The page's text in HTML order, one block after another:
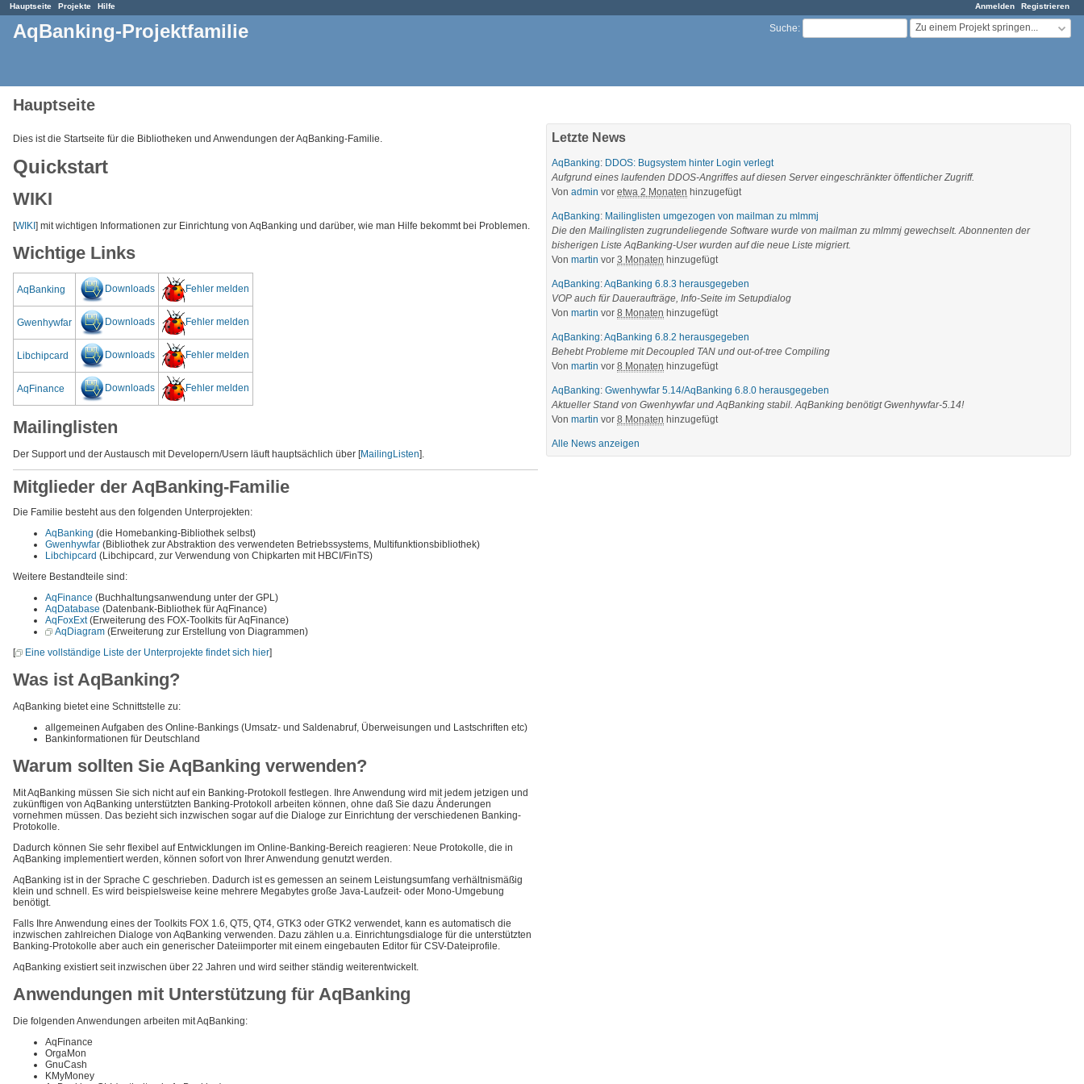
Anmelden Registrieren
Hauptseite Projekte Hilfe
Suche: Zu einem Projekt springen...
AqBanking-Projektfamilie
Hauptseite
Dies ist die Startseite für die Bibliotheken und Anwendungen der AqBanking-Familie.
Quickstart
WIKI
[WIKI] mit wichtigen Informationen zur Einrichtung von AqBanking und darüber, wie man Hilfe bekommt bei Problemen.
Wichtige Links
AqBanking Downloads Fehler melden
Gwenhywfar Downloads Fehler melden
Libchipcard Downloads Fehler melden
AqFinance Downloads Fehler melden
Mailinglisten
Der Support und der Austausch mit Developern/Usern läuft hauptsächlich über [MailingListen].
Mitglieder der AqBanking-Familie
Die Familie besteht aus den folgenden Unterprojekten:
AqBanking (die Homebanking-Bibliothek selbst)
Gwenhywfar (Bibliothek zur Abstraktion des verwendeten Betriebssystems, Multifunktionsbibliothek)
Libchipcard (Libchipcard, zur Verwendung von Chipkarten mit HBCI/FinTS)
Weitere Bestandteile sind:
AqFinance (Buchhaltungsanwendung unter der GPL)
AqDatabase (Datenbank-Bibliothek für AqFinance)
AqFoxExt(Erweiterung des FOX-Toolkits für AqFinance)
AqDiagram (Erweiterung zur Erstellung von Diagrammen)
[
Eine vollständige Liste der Unterprojekte findet sich hier]
Was ist AqBanking?
AqBanking bietet eine Schnittstelle zu:
allgemeinen Aufgaben des Online-Bankings (Umsatz- und Saldenabruf, Überweisungen und Lastschriften etc)
Bankinformationen für Deutschland
Warum sollten Sie AqBanking verwenden?
Mit AqBanking müssen Sie sich nicht auf ein Banking-Protokoll festlegen. Ihre Anwendung wird mit jedem jetzigen und
zukünftigen von AqBanking unterstützten Banking-Protokoll arbeiten können, ohne daß Sie dazu Änderungen
vornehmen müssen. Das bezieht sich inzwischen sogar auf die Dialoge zur Einrichtung der verschiedenen Banking-
Protokolle.
Dadurch können Sie sehr flexibel auf Entwicklungen im Online-Banking-Bereich reagieren: Neue Protokolle, die in
AqBanking implementiert werden, können sofort von Ihrer Anwendung genutzt werden.
AqBanking ist in der Sprache C geschrieben. Dadurch ist es gemessen an seinem Leistungsumfang verhältnismäßig
klein und schnell. Es wird beispielsweise keine mehrere Megabytes große Java-Laufzeit- oder Mono-Umgebung
benötigt.
Falls Ihre Anwendung eines der Toolkits FOX 1.6, QT5, QT4, GTK3 oder GTK2 verwendet, kann es automatisch die
inzwischen zahlreichen Dialoge von AqBanking verwenden. Dazu zählen u.a. Einrichtungsdialoge für die unterstützten
Banking-Protokolle aber auch ein generischer Dateiimporter mit einem eingebauten Editor für CSV-Dateiprofile.
AqBanking existiert seit inzwischen über 22 Jahren und wird seither ständig weiterentwickelt.
Anwendungen mit Unterstützung für AqBanking
Die folgenden Anwendungen arbeiten mit AqBanking:
AqFinance
OrgaMon
GnuCash
KMyMoney
Letzte News
AqBanking: DDOS: Bugsystem hinter Login verlegt
Aufgrund eines laufenden DDOS-Angriffes auf diesen Server eingeschränkter öffentlicher Zugriff.
Von admin vor etwa 2 Monaten hinzugefügt
AqBanking: Mailinglisten umgezogen von mailman zu mlmmj
Die den Mailinglisten zugrundeliegende Software wurde von mailman zu mlmmj gewechselt. Abonnenten der
bisherigen Liste AqBanking-User wurden auf die neue Liste migriert.
Von martin vor 3 Monaten hinzugefügt
AqBanking:AqBanking 6.8.3 herausgegeben
VOP auch für Daueraufträge, Info-Seite im Setupdialog
Von martin vor 8 Monaten hinzugefügt
AqBanking:AqBanking 6.8.2 herausgegeben
Behebt Probleme mit Decoupled TAN und out-of-tree Compiling
Von martin vor 8 Monaten hinzugefügt
AqBanking: Gwenhywfar 5.14/AqBanking 6.8.0 herausgegeben
Aktueller Stand von Gwenhywfar und AqBanking stabil. AqBanking benötigt Gwenhywfar-5.14!
Von martin vor 8 Monaten hinzugefügt
Alle News anzeigen